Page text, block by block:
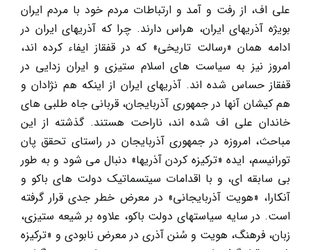
علی اف، از رفت و آمد و ارتباطات مردم خود با مردم ایران
بویژه آذریهای ایران، هراس دارند. چرا که آذریهای ایران در
ادامه همان «رسالت تاریخی» که در قفقاز ایفاء کرده اند،
امروز نیز به سیاست های اسلام ستیزی و ایران زدایی در
قفقاز حساس شده اند. آذریهای ایران از اینکه هم نژادان و
هم کیشان آنها در جمهوری آذربایجان، قربانی جاه طلبی های
خاندان علی اف شده اند، ناراحت هستند. گذشته از این
مباحث، امروزه در جمهوری آذربایجان در راستای تحقق پان
تورانیسم، ایده «ترکیزه کردن آذریها» دنبال می شود و به طور
بی سابقه ای، و با اقدامات سیتسماتیک دولت های باکو و
آنکارا، «هویت آذربایجانی» در معرض خطر جدی قرار گرفته
است. در سایه سیاستهای دولت باکو، علاوه بر شیعه ستیزی،
زبان، فرهنگ، هویت و سُنن آذری در معرض نابودی و «ترکیزه